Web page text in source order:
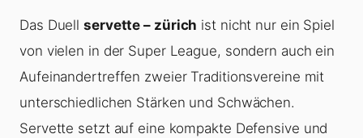
Das Duell servette – zürich ist nicht nur ein Spiel
von vielen in der Super League, sondern auch ein
Aufeinandertreffen zweier Traditionsvereine mit
unterschiedlichen Stärken und Schwächen.
Servette setzt auf eine kompakte Defensive und